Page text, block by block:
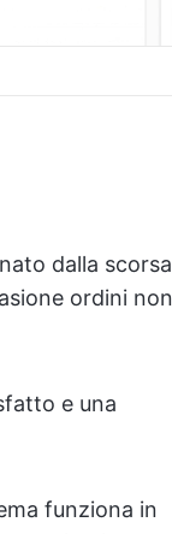
dalla scorsa
ordini non
e una
funziona in